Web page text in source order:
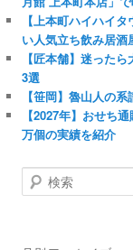
【上本町ハイハイ
い人気立ち飲み居酒
【匠本舗】迷った
3選
【笹岡】魯山人の
【2027年】おせち
万個の実績を紹介
検
索